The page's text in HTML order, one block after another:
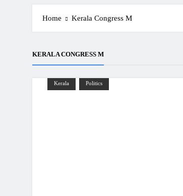
Home Kerala Congress M
KERALA CONGRESS M
Kerala Politics